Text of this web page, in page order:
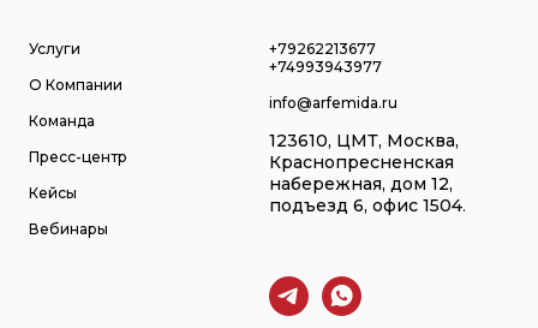
Услуги
О Компании
Команда
Пресс-центр
Кейсы
Вебинары
+79262213677
+74993943977
info@arfemida.ru
123610, ЦМТ, Москва,
Краснопресненская
набережная, дом 12,
подъезд 6, офис 1504.